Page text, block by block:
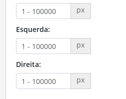
px
Esquerda:
px
Direita:
px